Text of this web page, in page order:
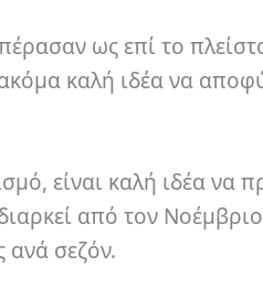
ως επί το
καλή ιδέα να
είναι καλή ιδέα να
από τον
ανά σεζόν.